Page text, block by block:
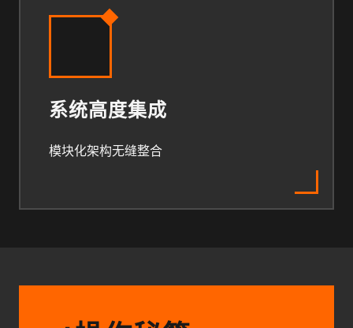
系统高度集成
模块化架构无缝整合